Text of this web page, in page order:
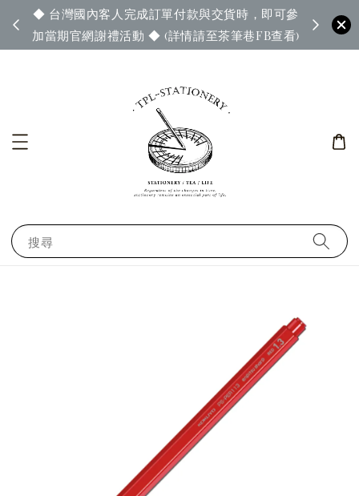
◆ 台灣國內客人完成訂單付款與交貨時，即可參
加當期官網謝禮活動 ◆ (詳情請至茶筆巷FB查看)
◆ 官
搜尋